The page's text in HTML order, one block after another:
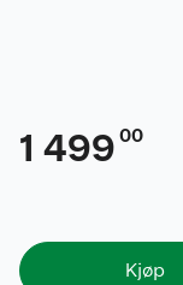
1 499 00
Kjøp